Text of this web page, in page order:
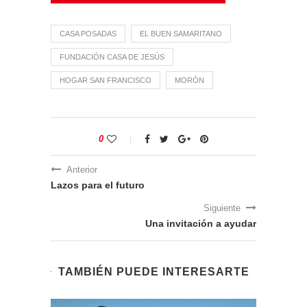
CASA POSADAS EL BUEN SAMARITANO
FUNDACIÓN CASA DE JESÚS
HOGAR SAN FRANCISCO MORÓN
0
Anterior
Lazos para el futuro
Siguiente
Una invitación a ayudar
TAMBIÉN PUEDE INTERESARTE